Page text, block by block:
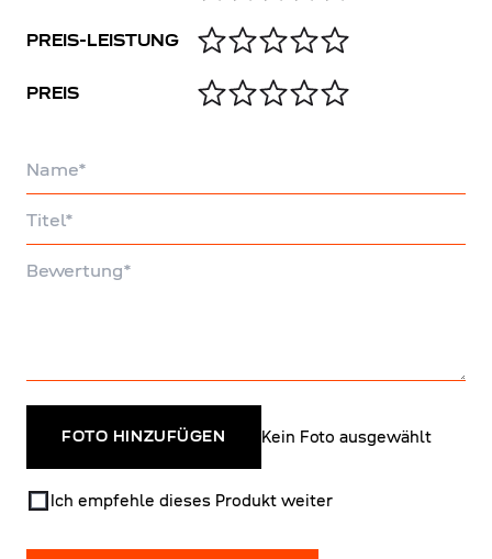
PREIS-LEISTUNG
PREIS
FOTO HINZUFÜGEN Kein Foto ausgewählt
Ich empfehle dieses Produkt weiter